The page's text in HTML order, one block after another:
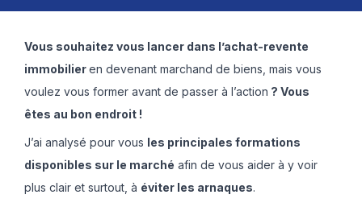
Vous souhaitez vous lancer dans l’achat-revente
immobilieren devenant marchand de biens, mais vous
voulez vous former avant de passer à l’action ? Vous
êtes au bon endroit !
J’ai analysé pour vous les principales formations
disponibles sur le marché afin de vous aider à y voir
plus clair et surtout, à éviter les arnaques.